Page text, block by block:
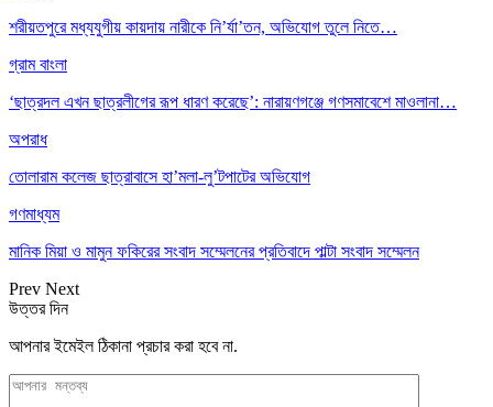
শরীয়তপুরে মধ্যযুগীয় কায়দায় নারীকে নি’র্যা’তন, অভিযোগ তুলে নিতে…
গ্রাম বাংলা
‘ছাত্রদল এখন ছাত্রলীগের রূপ ধারণ করেছে’: নারায়ণগঞ্জে গণসমাবেশে মাওলানা…
অপরাধ
তোলারাম কলেজ ছাত্রাবাসে হা’মলা-লু’টপাটের অভিযোগ
গণমাধ্যম
মানিক মিয়া ও মামুন ফকিরের সংবাদ সম্মেলনের প্রতিবাদে পাল্টা সংবাদ সম্মেলন
Prev Next
উত্তর দিন
আপনার ইমেইল ঠিকানা প্রচার করা হবে না.